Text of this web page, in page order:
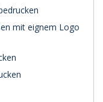
mit eignem Logo